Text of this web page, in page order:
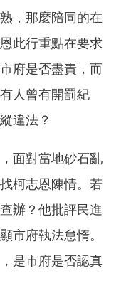
，那麼陪同的在
此行重點在要求
府是否盡責，而
人曾有開罰紀
違法？
面對當地砂石亂
柯志恩陳情。若
辦？他批評民進
市府執法怠惰。
是市府是否認真